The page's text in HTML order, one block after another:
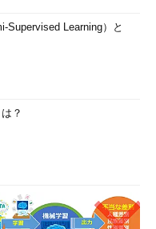
Supervised Learning）と
？